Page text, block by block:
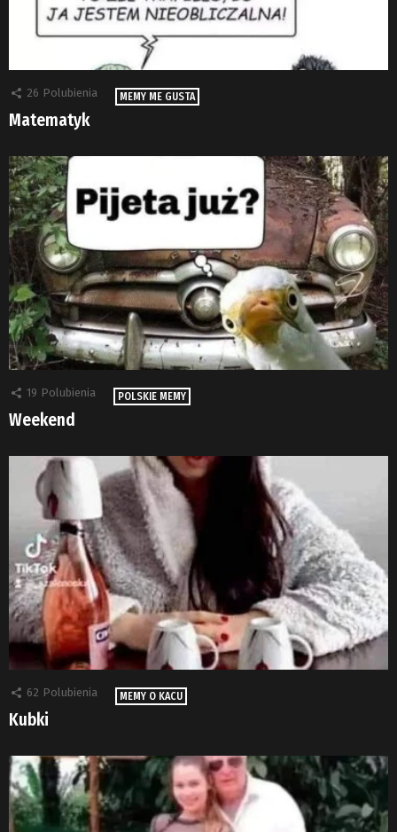
26 Polubienia MEMY ME GUSTA
Matematyk
19 Polubienia POLSKIE MEMY
Weekend
62 Polubienia MEMY O KACU
Kubki